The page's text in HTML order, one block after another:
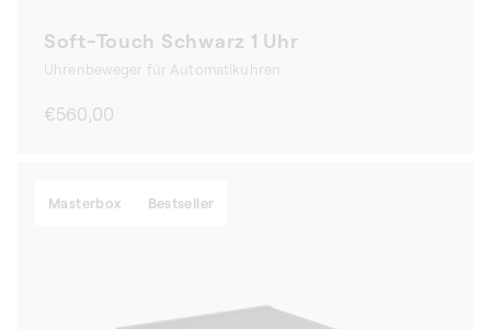
Soft-Touch Schwarz 1 Uhr
Uhrenbeweger für Automatikuhren
Normaler
€560,00
Masterbox Bestseller